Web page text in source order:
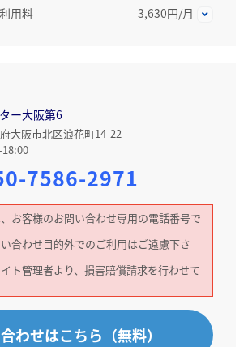
用料
3,630円/月
ー大阪第6
大阪市北区浪花町14-22
7586-2971
お客様のお問い合わせ専用の電話番号で
合わせ目的外でのご利用はご遠慮下さ
ト管理者より、損害賠償請求を行わせて
わせはこちら（無料）